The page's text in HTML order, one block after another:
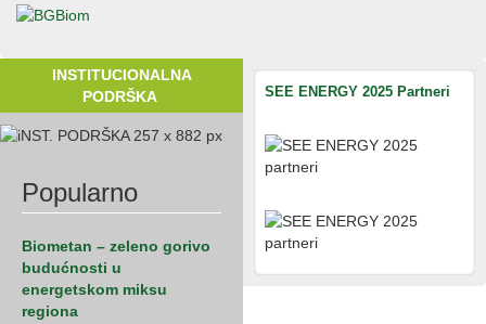
INSTITUCIONALNA
PODRŠKA
Popularno
Biometan – zeleno gorivo
budućnosti u
energetskom miksu
regiona
SEE ENERGY 2025 Partneri